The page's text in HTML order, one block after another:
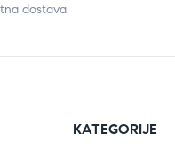
dostava.
KATEGORIJE